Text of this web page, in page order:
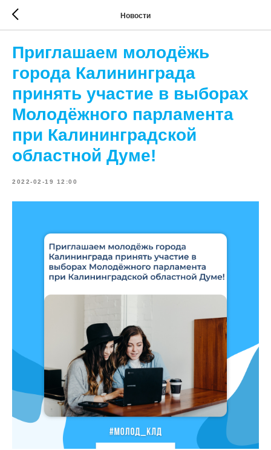
Новости
Приглашаем молодёжь
города Калининграда
принять участие в выборах
Молодёжного парламента
при Калининградской
областной Думе!
2022-02-19 12:00